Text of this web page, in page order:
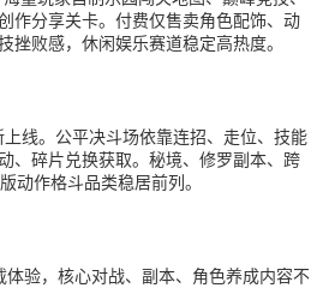
作分享关卡。付费仅售卖角色配饰、动
败感，休闲娱乐赛道稳定高热度。
线。公平决斗场依靠连招、走位、技能
、碎片兑换获取。秘境、修罗副本、跨
动作格斗品类稳居前列。
验，核心对战、副本、角色养成内容不